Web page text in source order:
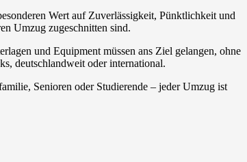
Wert auf Zuverlässigkeit, Pünktlichkeit und
Umzug zugeschnitten sind.
und Equipment müssen ans Ziel gelangen, ohne
deutschlandweit oder international.
Senioren oder Studierende – jeder Umzug ist